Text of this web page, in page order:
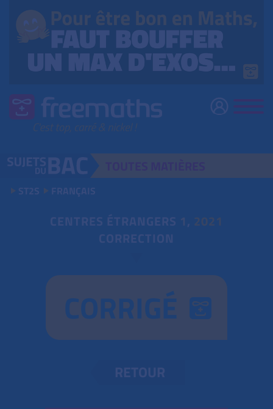
ST2S FRANÇAIS
CENTRES ÉTRANGERS 1, 2021
CORRECTION
CORRIGÉ
RETOUR